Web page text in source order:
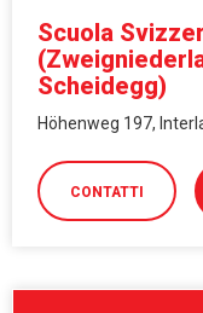
Scuola
Scheidegg)
Höhenweg 197,
CONTATTI